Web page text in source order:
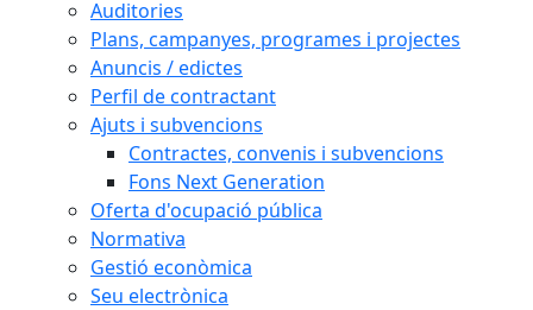
Auditories
Plans, campanyes, programes i projectes
Anuncis / edictes
Perfil de contractant
Ajuts i subvencions
Contractes, convenis i subvencions
Fons Next Generation
Oferta d'ocupació pública
Normativa
Gestió econòmica
Seu electrònica